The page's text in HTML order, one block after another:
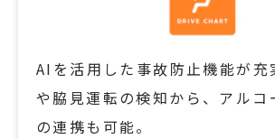
AIを活用した事故防止機能が充
や脇見運転の検知から、アルコ
の連携も可能。